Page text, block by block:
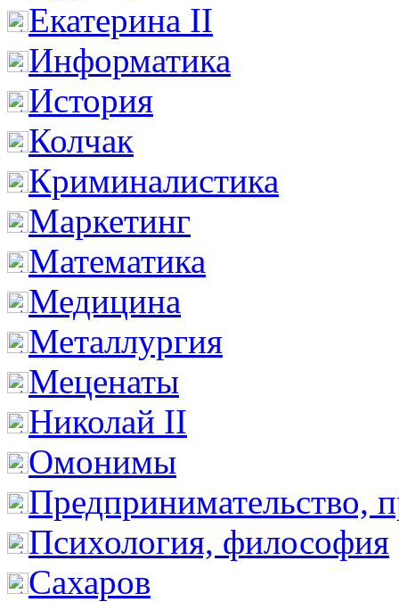
Екатерина II
Информатика
История
Колчак
Криминалистика
Маркетинг
Математика
Медицина
Металлургия
Меценаты
Николай II
Омонимы
Предпринимательство,
Психология, философия
Сахаров